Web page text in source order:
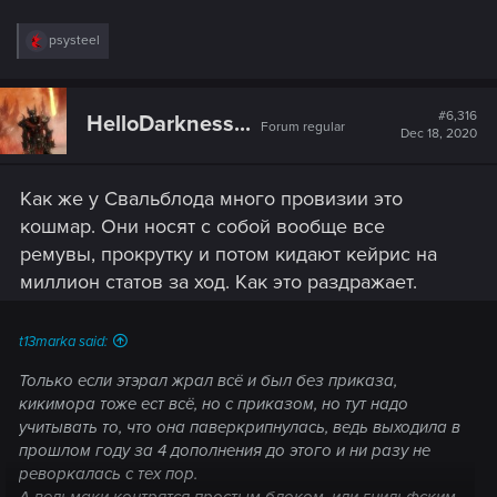
R
c
t
i
o
:
psysteel
HelloDarkness... Forum regular
#6,316
Dec 18, 2020
Как же у Свальблода много провизии это
кошмар. Они носят с собой вообще все
ремувы, прокрутку и потом кидают кейрис на
миллион статов за ход. Как это раздражает.
t13marka said:
Только если этэрал жрал всё и был без приказа,
кикимора тоже ест всё, но с приказом, но тут надо
учитывать то, что она паверкрипнулась, ведь выходила в
прошлом году за 4 дополнения до этого и ни разу не
реворкалась с тех пор.